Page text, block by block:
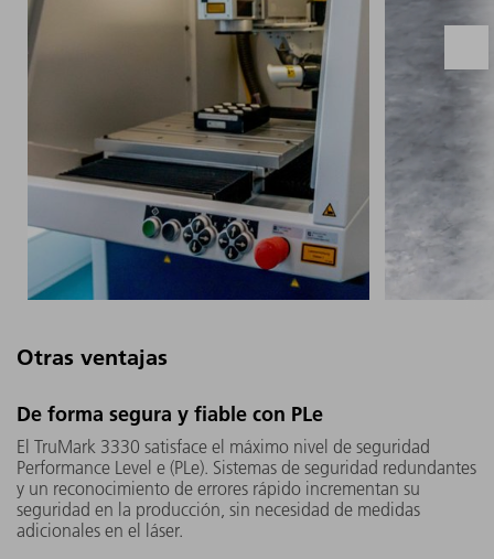
El cristal UV en el interior del
TruMark 3330 es más grande
que el de la competencia.
Además, el motor "Micro
Mover" desarrollado por
TRUMPF lo desplaza de tal
óptica
3330 se
sustituir
línea de
Otras ventajas
De forma segura y fiable con PLe
El TruMark 3330 satisface el máximo nivel de seguridad
Performance Level e (PLe). Sistemas de seguridad redundantes
y un reconocimiento de errores rápido incrementan su
seguridad en la producción, sin necesidad de medidas
adicionales en el láser.